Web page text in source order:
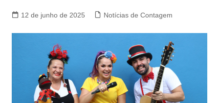
12 de junho de 2025 Notícias de Contagem